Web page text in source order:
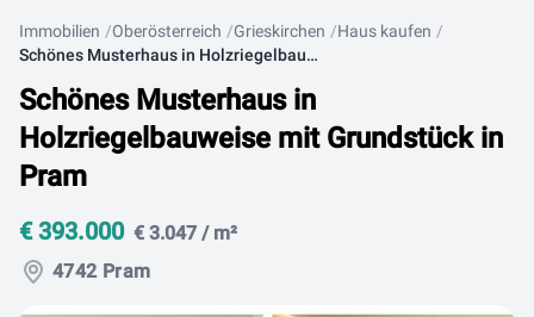
Immobilien Oberösterreich Grieskirchen
Haus kaufen
Schönes Musterhaus in Holzriegelbauweise mit Grundstück in Pram
Schönes Musterhaus in
Holzriegelbauweise mit Grundstück in
Pram
€ 393.000 € 3.047 / m²
4742 Pram